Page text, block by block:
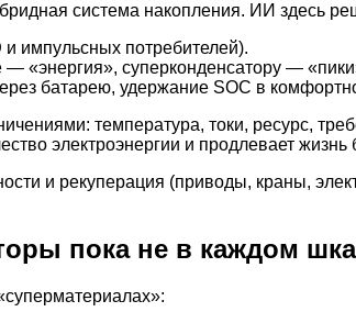
система накопления. ИИ здесь
импульсных потребителей).
— «энергия», суперконденсатору —
батарею, удержание SOC в
температура, токи, ресурс,
электроэнергии и продлевает жизнь
и рекуперация (приводы, краны,
пока не в каждом